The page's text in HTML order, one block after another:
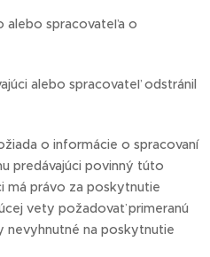
alebo spracovateľa o
alebo spracovateľ odstránil
o informácie o spracovaní
predávajúci povinný túto
má právo za poskytnutie
vety požadovať primeranú
nevyhnutné na poskytnutie